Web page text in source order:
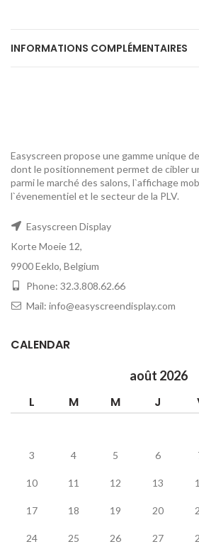
INFORMATIONS COMPLÉMENTAIRES
Easyscreen propose une gamme unique
dont le positionnement permet de cibler
parmi le marché des salons, l`affichage
l`évenementiel et le secteur de la PLV.
Easyscreen Display
Korte Moeie 12,
9900 Eeklo, Belgium
Phone: 32.3.808.62.66
Mail: info@easyscreendisplay.com
CALENDAR
août 2026
L M M J
3 4 5 6
10 11 12 13
17 18 19 20
24 25 26 27